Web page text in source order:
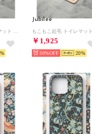
Jubilee
￥1,925
30% 20